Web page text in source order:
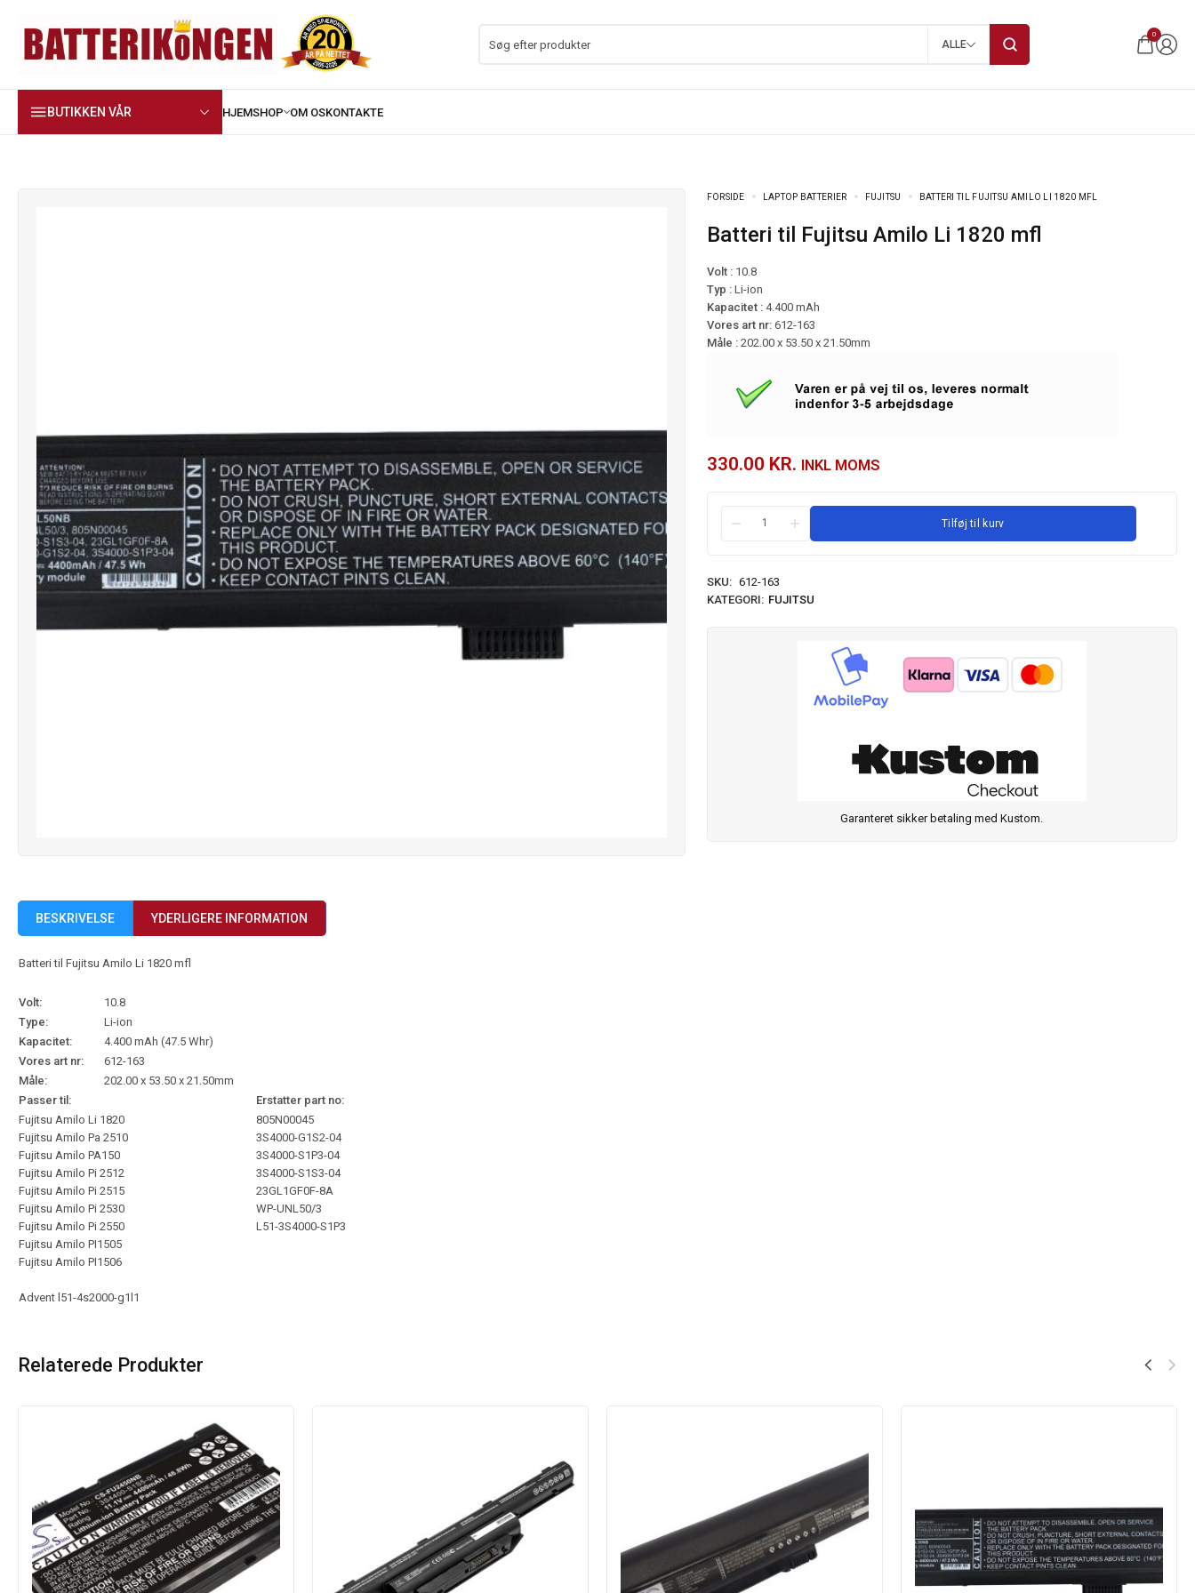
ALLE
0
BUTIKKEN VÅR
FORSIDE LAPTOP BATTERIER FUJITSU BATTERI TIL FUJITSU AMILO LI 1820 MFL
Batteri til Fujitsu Amilo Li 1820 mfl
Volt :10.8
Typ : Li-ion
Kapacitet : 4.400 mAh
Vores art nr: 612-163
Måle : 202.00 x 53.50 x 21.50mm
330.00 KR. INKL MOMS
Tilføj til kurv
SKU: 612-163
KATEGORI: FUJITSU
Garanteret sikker betaling med Kustom.
BESKRIVELSE YDERLIGERE INFORMATION
Batteri til Fujitsu Amilo Li 1820 mfl
Volt:
10.8
Type:
Li-ion
Kapacitet:
4.400 mAh (47.5 Whr)
Vores art nr:
612-163
Måle:
202.00 x 53.50 x 21.50mm
Passer til:
Erstatter part no:
Fujitsu Amilo Li 1820
Fujitsu Amilo Pa 2510
Fujitsu Amilo PA150
Fujitsu Amilo Pi 2512
Fujitsu Amilo Pi 2515
Fujitsu Amilo Pi 2530
Fujitsu Amilo Pi 2550
Fujitsu Amilo PI1505
Fujitsu Amilo PI1506
Advent l51-4s2000-g1l1
805N00045
3S4000-G1S2-04
3S4000-S1P3-04
3S4000-S1S3-04
23GL1GF0F-8A
WP-UNL50/3
L51-3S4000-S1P3
Relaterede Produkter